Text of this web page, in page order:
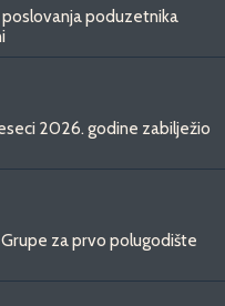
poduzetnika
2026. godine zabilježio
za prvo polugodište